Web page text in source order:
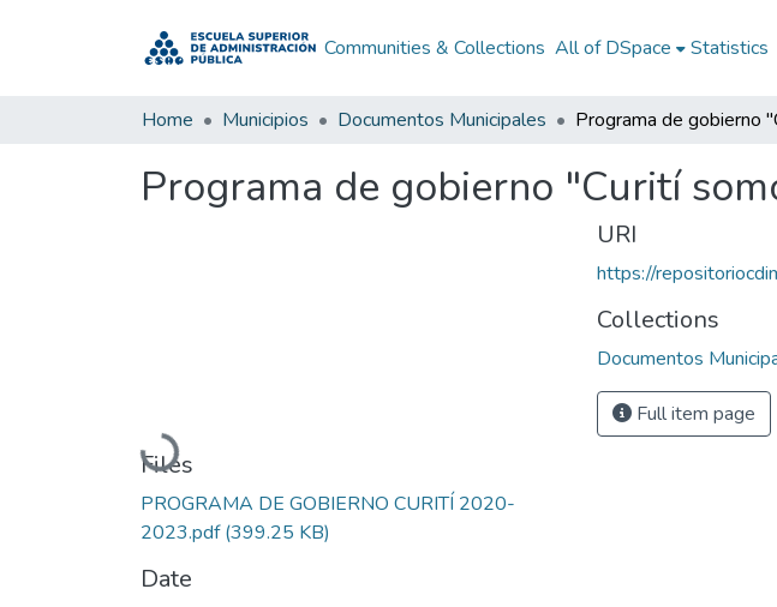
Communities & Collections All of DSpace Statistics
Home Municipios Documentos Municipales
Programa de gobierno "Curití
Loading...
Files
PROGRAMA DE GOBIERNO CURITÍ 2020-
2023.pdf(399.25 KB)
Date
URI
https://
Collections
Documentos
Full item page